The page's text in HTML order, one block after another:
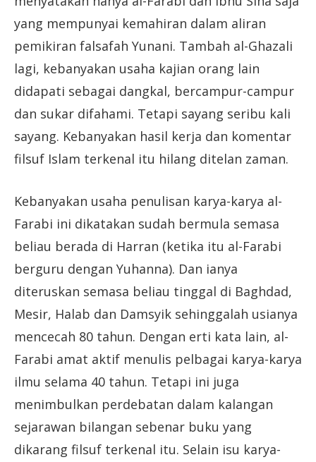
yang mempunyai kemahiran dalam aliran
pemikiran falsafah Yunani. Tambah al-Ghazali
lagi, kebanyakan usaha kajian orang lain
didapati sebagai dangkal, bercampur-campur
dan sukar difahami. Tetapi sayang seribu kali
sayang. Kebanyakan hasil kerja dan komentar
filsuf Islam terkenal itu hilang ditelan zaman.
Kebanyakan usaha penulisan karya-karya al-
Farabi ini dikatakan sudah bermula semasa
beliau berada di Harran (ketika itu al-Farabi
berguru dengan Yuhanna). Dan ianya
diteruskan semasa beliau tinggal di Baghdad,
Mesir, Halab dan Damsyik sehinggalah usianya
mencecah 80 tahun. Dengan erti kata lain, al-
Farabi amat aktif menulis pelbagai karya-karya
ilmu selama 40 tahun. Tetapi ini juga
menimbulkan perdebatan dalam kalangan
sejarawan bilangan sebenar buku yang
dikarang filsuf terkenal itu. Selain isu karya-